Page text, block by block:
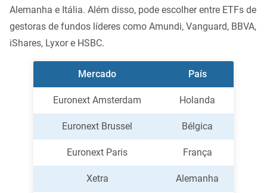
Alemanha e Itália. Além disso, pode escolher entre ETFs de
gestoras de fundos líderes como Amundi, Vanguard, BBVA,
iShares, Lyxor e HSBC.
Mercado País
Euronext Amsterdam Holanda
Euronext Brussel Bélgica
Euronext Paris França
Xetra Alemanha